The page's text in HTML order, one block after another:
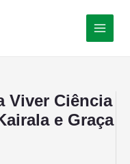
Viver Ciência
e Graça